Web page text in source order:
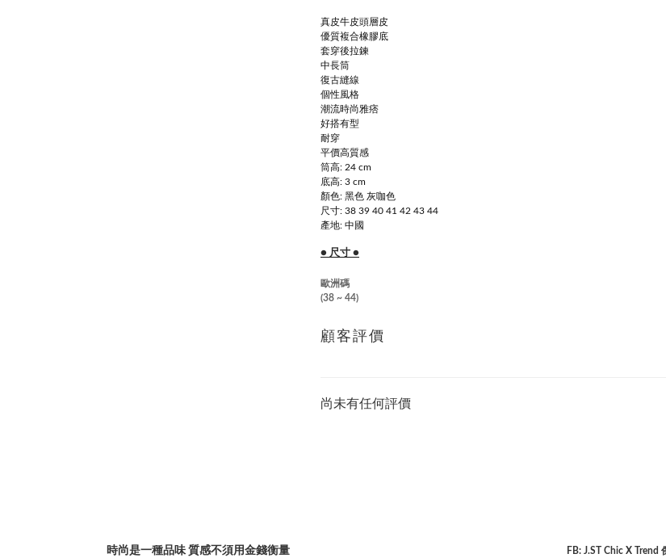
真皮牛皮頭層皮
優質複合橡膠底
套穿後拉鍊
中長筒
復古縫線
個性風格
潮流時尚雅痞
好搭有型
耐穿
平價高質感
筒高: 24 cm
底高: 3 cm
顏色: 黑色 灰咖色
尺寸: 38 39 40 41 42 43 44
產地: 中國
● 尺寸 ●
歐洲碼
(38 ~ 44)
顧客評價
尚未有任何評價
時尚是一種品味 質感不須用金錢衡量 FB: J.ST Chic X Trend